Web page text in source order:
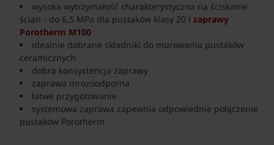
wysoka wytrzymałość charakterystyczna na ściskanie
ścian - do 6,5 MPa dla pustaków klasy 20 i zaprawy
Porotherm M100
idealnie dobrane składniki do murowania pustaków
ceramicznych
dobra konsystencja zaprawy
zaprawa mrozoodporna
łatwe przygotowanie
systemowa zaprawa zapewnia odpowiednie połączenie
pustaków Porotherm